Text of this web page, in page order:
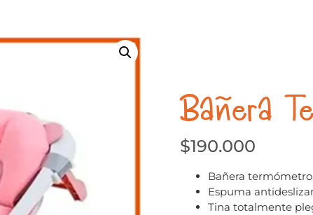
Bañera
$190.000
Bañera
Espuma
Tina totalmente